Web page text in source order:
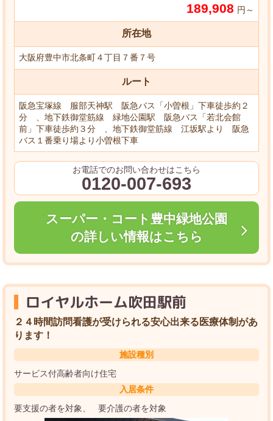
189,908 円～
所在地
大阪府豊中市北条町４丁目７番７号
ルート
阪急宝塚線 服部天神駅 阪急バス「小曽根」下車徒歩約２
分 、地下鉄御堂筋線 緑地公園駅 阪急バス「若北会館
前」下車徒歩約３分 、地下鉄御堂筋線 江坂駅より 阪急
バス１番乗り場より小曽根下車
お電話でのお問い合わせはこちら
0120-007-693
スーパー・コート豊中緑地公園
の詳しい情報はこちら
ロイヤルホーム吹田駅前
２４時間訪問看護が受けられる安心出来る医療体制があ
ります！
施設種別
サービス付高齢者向け住宅
入居条件
要支援の者を対象
要介護の者を対象